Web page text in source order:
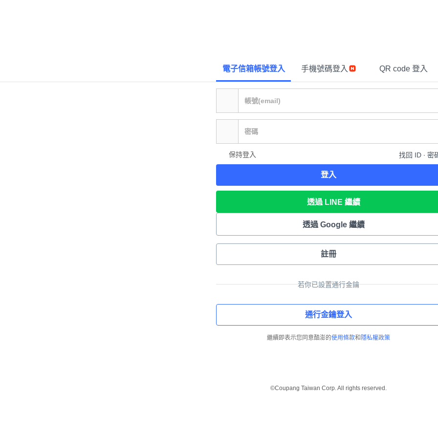
電子信箱帳號登入 手機號碼登入 QR code 登入
保持登入 找回 ID ∙ 密
登入
透過 LINE 繼續
透過 Google 繼續
註冊
若你已設置通行金鑰
通行金鑰登入
繼續即表示您同意酷澎的使用條款和 隱私權政策
©Coupang Taiwan Corp. All rights reserved.